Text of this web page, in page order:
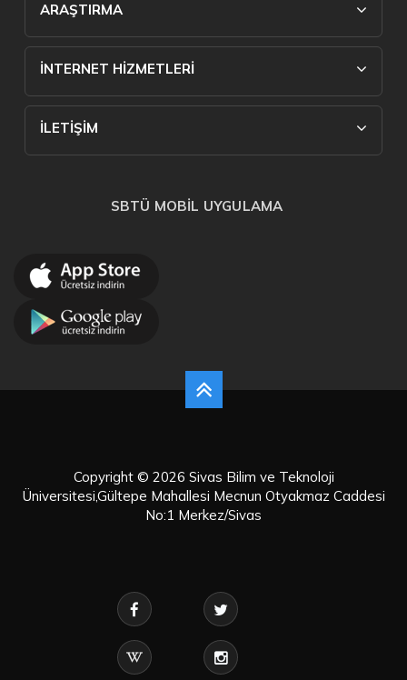
ARAŞTIRMA
İNTERNET HİZMETLERİ
İLETİŞİM
SBTÜ MOBİL UYGULAMA
Copyright © 2026 Sivas Bilim ve Teknoloji
Üniversitesi,Gültepe Mahallesi Mecnun Otyakmaz Caddesi
No:1 Merkez/Sivas